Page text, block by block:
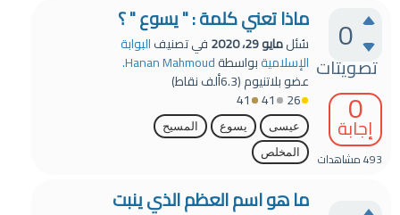
0
تصويتات
0
إجابة
493مشاهدات
ماذا تعني كلمة : " يسوع " ؟
سُئلمايو 29، 2020 في تصنيفالبوابة
الإسلاميةبواسطةHanan Mahmoud.
عضو بلاتنيوم(6.3ألف
نقاط)
26
41
41
عيسى يسوع
المسيح
المخلص
ما هو اسم العظم الذي ينبت